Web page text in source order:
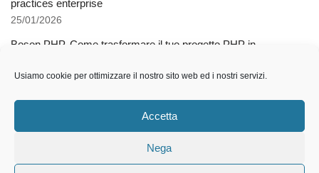
Usiamo cookie per ottimizzare il nostro sito web ed i nostri servizi.
Accetta
Nega
practices enterprise
25/01/2026
Boson PHP. Come trasformare il tuo progetto PHP in
03/12/2025
Come l’AI libera dalla schiavitù della specializzazione